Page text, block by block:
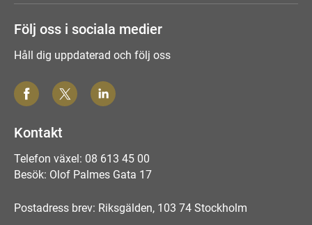
Följ oss i sociala medier
Håll dig uppdaterad och följ oss
Kontakt
Telefon växel: 08 613 45 00
Besök: Olof Palmes Gata 17
Postadress brev: Riksgälden, 103 74 Stockholm